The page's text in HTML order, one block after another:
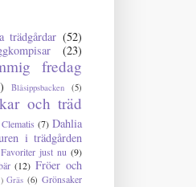
trädgårdar (52)
(23)
fredag
Blåsippsbacken (5)
och träd
Clematis (7) Dahlia
i trädgården
Favoriter just nu (9)
(12) Fröer och
Gräs (6) Grönsaker